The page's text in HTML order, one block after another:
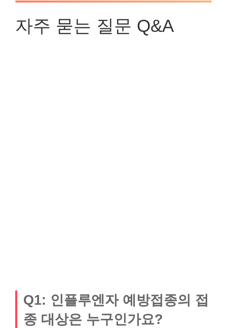
자주 묻는 질문 Q&A
Q1: 인플루엔자 예방접종의 접
종 대상은 누구인가요?